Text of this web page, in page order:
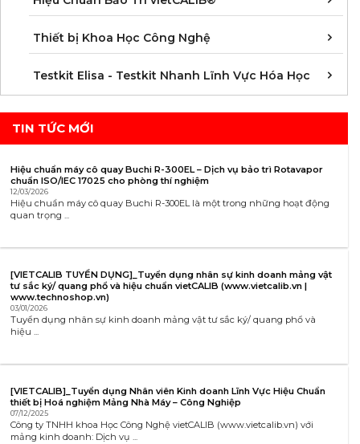
Thiết bị Khoa Học Công Nghệ
Testkit Elisa - Testkit Nhanh Lĩnh Vực Hóa Học
TIN TỨC MỚI
Hiệu chuẩn máy cô quay Buchi R-300EL – Dịch vụ bảo trì Rotavapor
chuẩn ISO/IEC 17025 cho phòng thí nghiệm
12/03/2026
Hiệu chuẩn máy cô quay Buchi R-300EL là một trong những hoạt động
quan trọng ...
[VIETCALIB TUYỂN DỤNG]_Tuyển dụng nhân sự kinh doanh mảng vật
tư sắc ký/ quang phổ và hiệu chuẩn vietCALIB (www.vietcalib.vn |
www.technoshop.vn)
03/01/2026
Tuyển dụng nhân sự kinh doanh mảng vật tư sắc ký/ quang phổ và
hiệu ...
[VIETCALIB]_Tuyển dụng Nhân viên Kinh doanh Lĩnh Vực Hiệu Chuẩn
thiết bị Hoá nghiệm Mảng Nhà Máy – Công Nghiệp
07/12/2025
Công ty TNHH khoa Học Công Nghệ vietCALIB (www.vietcalib.vn) với
mảng kinh doanh: Dịch vụ ...